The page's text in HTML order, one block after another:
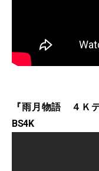
『雨月物語 ４Ｋ
BS4K